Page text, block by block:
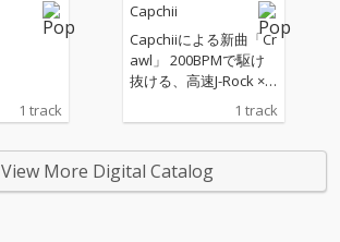
1 track
Capchii
Capchiiによる新曲「Cr
awl」 200BPMで駆け
抜ける、高速J-Rock × H
yper Popチューン。 散
らかった部屋から飛び
中で、自分だけの音と
言葉を探していく。 崩
1 track
View More Digital Catalog